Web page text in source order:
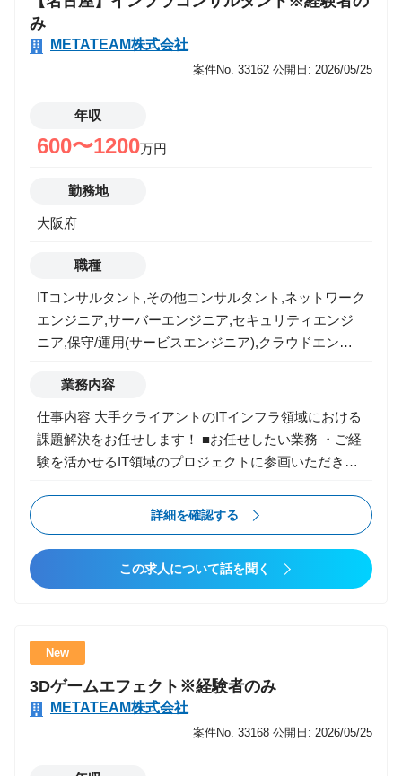
み
METATEAM株式会社
案件No. 33162 公開日: 2026/05/25
年収
600〜1200万円
勤務地
大阪府
職種
ITコンサルタント,その他コンサルタント,ネットワーク
エンジニア,サーバーエンジニア,セキュリティエンジ
ニア,保守/運用(サービスエンジニア),クラウドエンジ
業務内容
仕事内容 大手クライアントのITインフラ領域における
課題解決をお任せします！ ■お任せしたい業務 ・ご経
験を活かせるIT領域のプロジェクトに参画いただき、
ら担当プロジェクトを完遂 ・要件定義などの上流工程
から携わりプロジェクトでメンバーとして担当領域を
実施 ・PM/PMO案件を複数経験しながらコンサルティ
ング案件にチャレンジ ・拡大・成長する西日本拠点の
コンサルタントとしてキャリアアップしたい方 （スキ
ルアップ、年収アップ） ・会社の成長とともに、自身
も成長していきたい方 ・上流工程から参画し、大企業
に対しバリューを提供していきたい方 ■プロジェクト
詳細を確認する
この求人について話を聞く
New
3Dゲームエフェクト※経験者のみ
METATEAM株式会社
案件No. 33168 公開日: 2026/05/25